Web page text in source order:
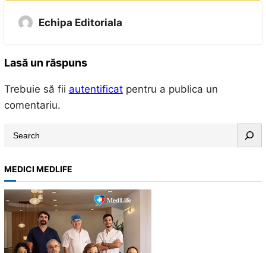
Echipa Editoriala
Lasă un răspuns
Trebuie să fii autentificatpentru a publica un
comentariu.
a
r
c
h
MEDICI MEDLIFE